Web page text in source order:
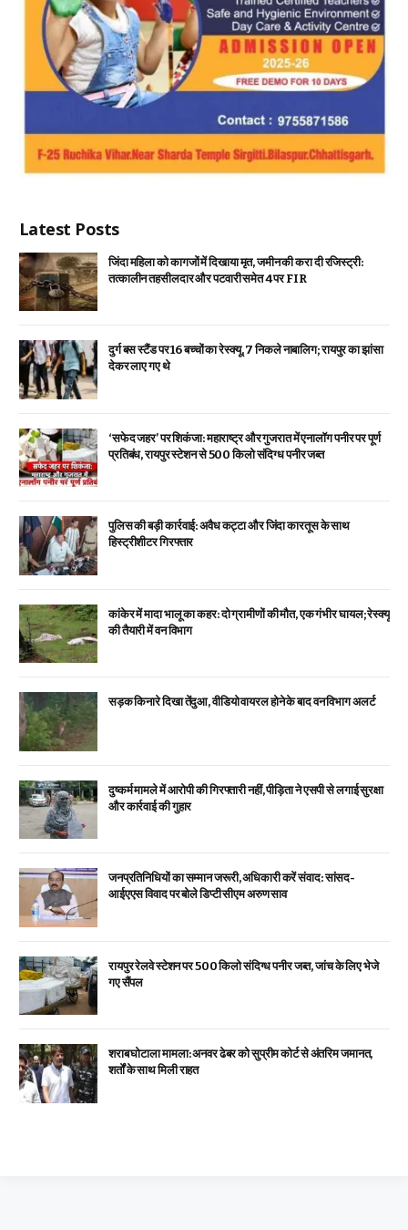
Latest Posts
जिंदा महिला को कागजों में दिखाया मृत, जमीन की करा दी रजिस्ट्री:
तत्कालीन तहसीलदार और पटवारी समेत 4 पर FIR
दुर्ग बस स्टैंड पर 16 बच्चों का रेस्क्यू, 7 निकले नाबालिग; रायपुर का झांसा
देकर लाए गए थे
‘सफेद जहर’ पर शिकंजा: महाराष्ट्र और गुजरात में एनालॉग पनीर पर पूर्ण
प्रतिबंध, रायपुर स्टेशन से 500 किलो संदिग्ध पनीर जब्त
पुलिस की बड़ी कार्रवाई: अवैध कट्टा और जिंदा कारतूस के साथ
हिस्ट्रीशीटर गिरफ्तार
कांकेर में मादा भालू का कहर: दो ग्रामीणों की मौत, एक गंभीर घायल; रेस्क्यू
की तैयारी में वन विभाग
सड़क किनारे दिखा तेंदुआ, वीडियो वायरल होने के बाद वन विभाग अलर्ट
दुष्कर्म मामले में आरोपी की गिरफ्तारी नहीं, पीड़िता ने एसपी से लगाई सुरक्षा
और कार्रवाई की गुहार
जनप्रतिनिधियों का सम्मान जरूरी, अधिकारी करें संवाद: सांसद-
आईएएस विवाद पर बोले डिप्टी सीएम अरुण साव
रायपुर रेलवे स्टेशन पर 500 किलो संदिग्ध पनीर जब्त, जांच के लिए भेजे
गए सैंपल
शराब घोटाला मामला: अनवर ढेबर को सुप्रीम कोर्ट से अंतरिम जमानत,
शर्तों के साथ मिली राहत